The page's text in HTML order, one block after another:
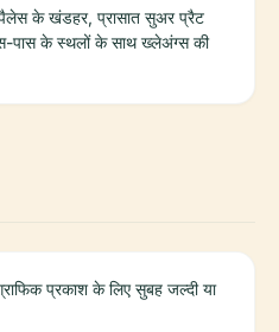
के खंडहर, प्रासात सुअर प्रैट
पास के स्थलों के साथ ख्लेअंग्स की
प्रकाश के लिए सुबह जल्दी या